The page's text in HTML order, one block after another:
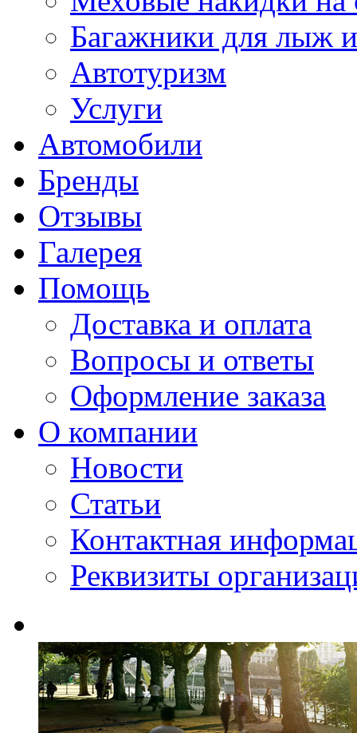
Багажники для лыж
Автотуризм
Услуги
Автомобили
Бренды
Отзывы
Галерея
Помощь
Доставка и оплата
Вопросы и ответы
Оформление заказа
О компании
Новости
Статьи
Контактная
Реквизиты